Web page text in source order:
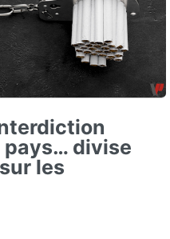
pays… divise
les